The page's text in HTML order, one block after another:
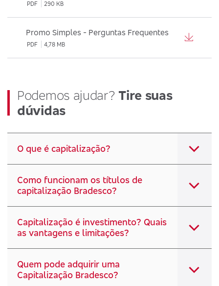
PDF 290 KB
Promo Simples - Perguntas Frequentes
PDF 4,78 MB
Podemos ajudar? Tire suas
dúvidas
O que é capitalização?
Como funcionam os títulos de
capitalização Bradesco?
Capitalização é investimento? Quais
as vantagens e limitações?
Quem pode adquirir uma
Capitalização Bradesco?